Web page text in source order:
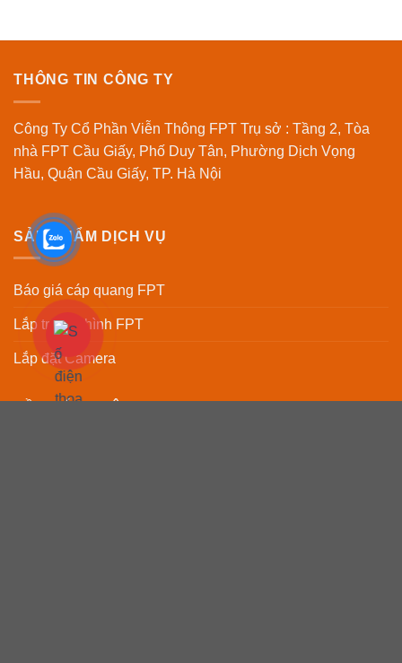
THÔNG TIN CÔNG TY
Công Ty Cổ Phần Viễn Thông FPT Trụ sở : Tầng 2, Tòa
nhà FPT Cầu Giấy, Phố Duy Tân, Phường Dịch Vọng
Hầu, Quận Cầu Giấy, TP. Hà Nội
SẢN PHẨM DỊCH VỤ
Báo giá cáp quang FPT
Lắp truyền hình FPT
Lắp đặt Camera